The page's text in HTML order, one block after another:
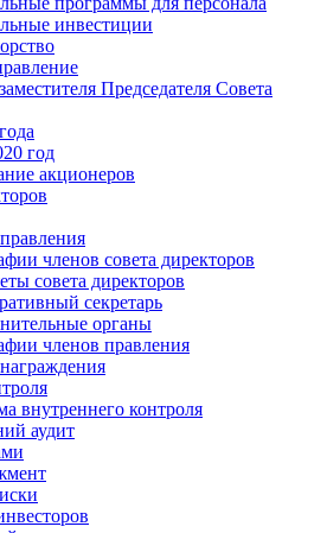
инвестиции
Председателя Совета
год
акционеров
членов совета директоров
совета директоров
секретарь
органы
членов правления
внутреннего контроля
аудит